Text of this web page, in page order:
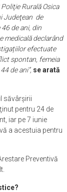
Rurală Osica
Judeţean de
de ani, din
medicală declarând
efectuate
spontan, femeia
de ani”, se arată
săvârşirii
pentru 24 de
iar pe 7 iunie
a acestuia pentru
Preventivă